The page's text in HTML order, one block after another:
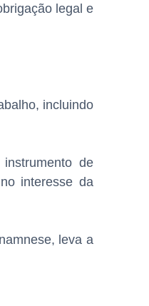
legal e
incluindo
de
interesse da
leva a